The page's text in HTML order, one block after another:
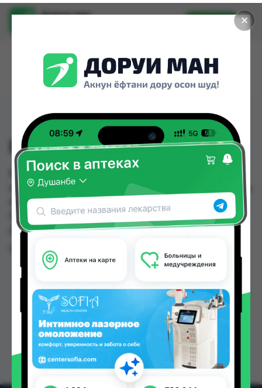
✕
Доруи ман
Установить
ВИТАКАЛИС СИР
ВИТАКАЛИС СИР можно купить или заказать в
аптеках, Авиценна, Аптека Нур (Nur), Арзон Дору,
Арча, Дорухона +7, Дорухона Дерма, Дорухона
Зубайда по цене от 38.00 TJS до 65.00 TJS в
Душанбе и других городах Таджикистана
Цена: от38.00 TJS